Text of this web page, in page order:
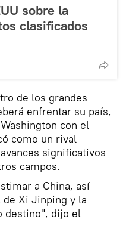
sobre la
clasificados
de los grandes
enfrentar su país,
con el
como un rival
significativos
campos.
a China, así
de Xi Jinping y la
destino", dijo el